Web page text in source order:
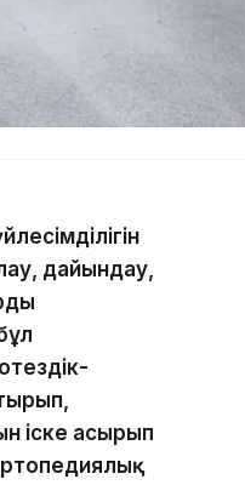
дайындау,
іске асырып